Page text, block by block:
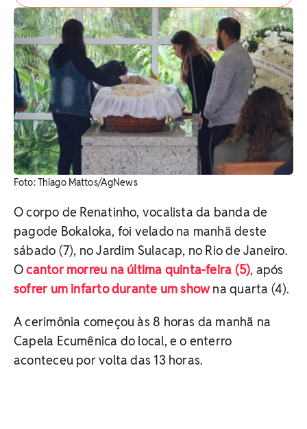
Foto: Thiago Mattos/AgNews
O corpo de Renatinho, vocalista da banda de
pagode Bokaloka, foi velado na manhã deste
sábado (7), no Jardim Sulacap, no Rio de Janeiro.
Ocantor morreu na última quinta-feira (5), após
sofrer um infarto durante um showna quarta (4).
A cerimônia começou às 8 horas da manhã na
Capela Ecumênica do local, e o enterro
aconteceu por volta das 13 horas.